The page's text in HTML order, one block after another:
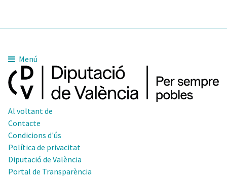
Menú
Al voltant de
Contacte
Condicions d'ús
Política de privacitat
Diputació de València
Portal de Transparència